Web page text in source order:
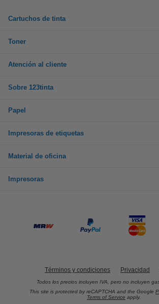
Cartuchos de tinta
Toner
Atención al cliente
Sobre 123tinta
Papel
Impresoras de etiquetas
Material de oficina
Impresoras
Términos y condiciones Privacidad
Todos los precios incluyen IVA, pero no incluyen
This site is protected by reCAPTCHA and the Google
Terms of Service apply.